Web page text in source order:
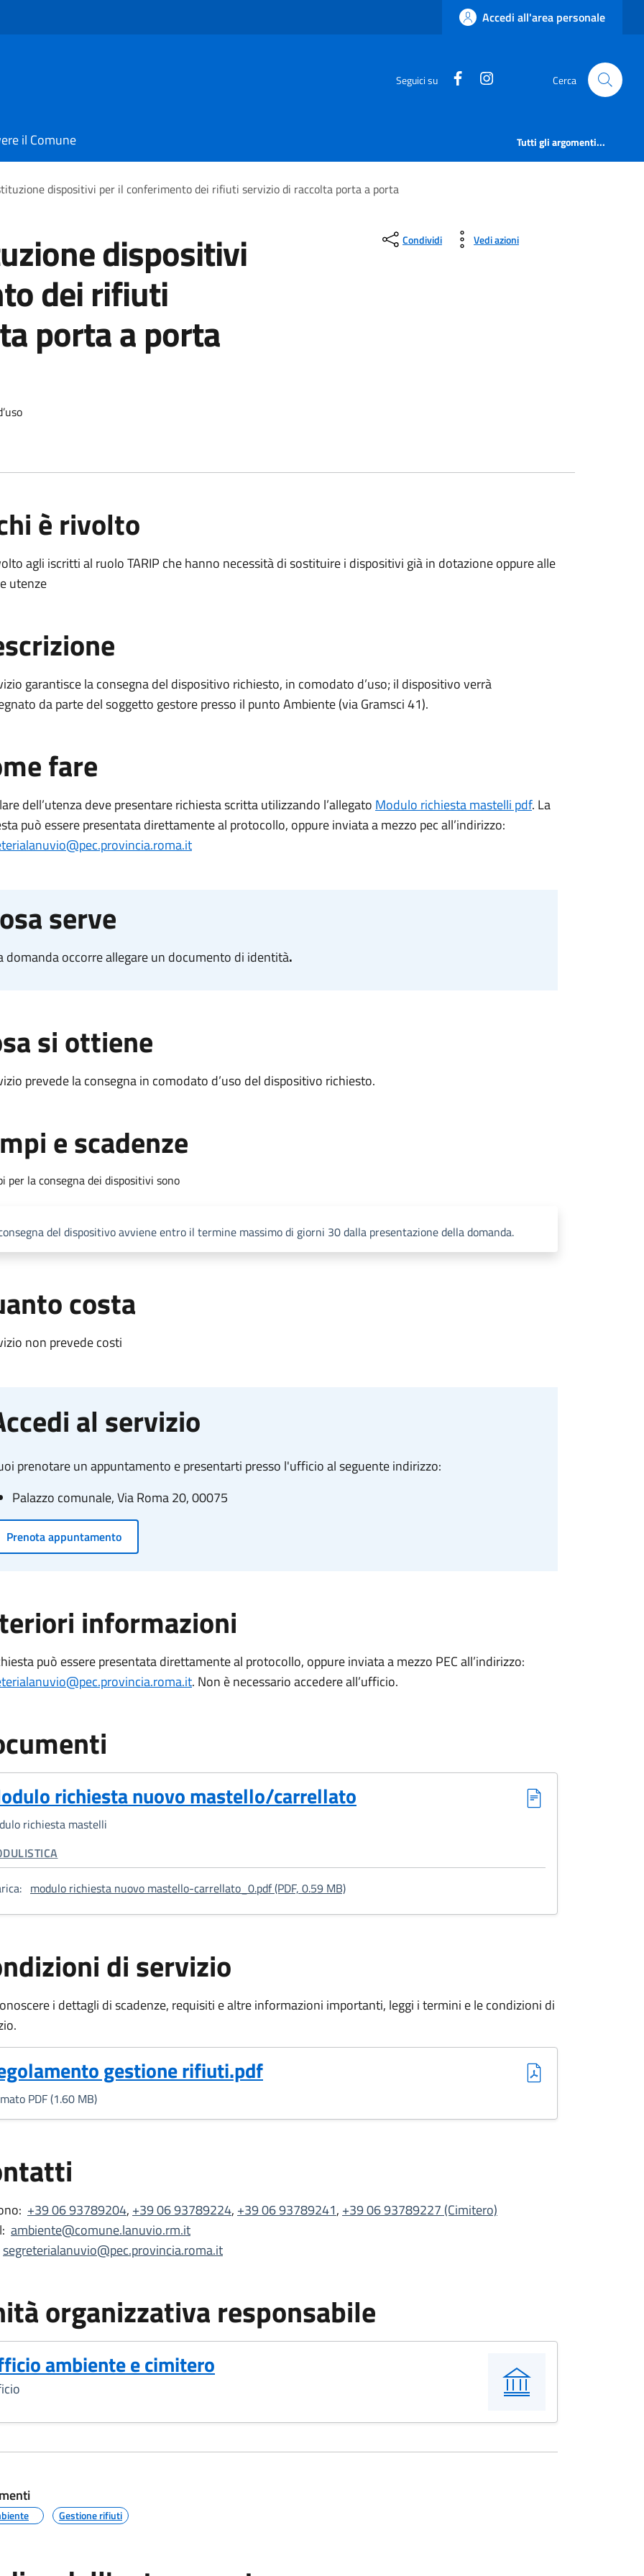
Accedi all'area personale
Seguici su https://www.facebook.com/
https:// Cerca
il Comune Tutti gli argomenti...
dispositivi per il conferimento dei rifiuti servizio di raccolta porta a porta
dispositivi
dei rifiuti
porta a porta
Condividi Vedi azioni
è rivolto
agli iscritti al ruolo TARIP che hanno necessità di sostituire i dispositivi già in dotazione oppure alle
utenze
garantisce la consegna del dispositivo richiesto, in comodato d’uso; il dispositivo verrà
da parte del soggetto gestore presso il punto Ambiente (via Gramsci 41).
fare
dell’utenza deve presentare richiesta scritta utilizzando l’allegato Modulo richiesta mastelli pdf. La
può essere presentata direttamente al protocollo, oppure inviata a mezzo pec all’indirizzo:
serve
domanda occorre allegare un documento di identità.
si ottiene
prevede la consegna in comodato d’uso del dispositivo richiesto.
e scadenze
per la consegna dei dispositivi sono
del dispositivo avviene entro il termine massimo di giorni 30 dalla presentazione della domanda.
costa
non prevede costi
al servizio
prenotare un appuntamento e presentarti presso l'ufficio al seguente indirizzo:
Palazzo comunale, Via Roma 20, 00075
Prenota appuntamento
informazioni
può essere presentata direttamente al protocollo, oppure inviata a mezzo PEC all’indirizzo:
. Non è necessario accedere all’ufficio.
richiesta nuovo mastello/carrellato
richiesta mastelli
CORRELATA:
modulo richiesta nuovo mastello-carrellato_0.pdf (PDF, 0.59 MB): Modulo richiesta nuovo mastello/carrellato
di servizio
i dettagli di scadenze, requisiti e altre informazioni importanti, leggi i termini e le condizioni di
gestione rifiuti.pdf
PDF, 1.60 MB)
PDF (1.60 MB)
+39 06 93789204, +39 06 93789224, +39 06 93789241, +39 06 93789227 (Cimitero)
ambiente@comune.lanuvio.rm.it
segreterialanuvio@pec.provincia.roma.it
organizzativa responsabile
ambiente e cimitero
Gestione rifiuti